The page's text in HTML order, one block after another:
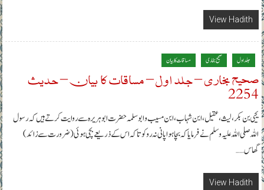
View Hadith
جلد اول صحیح بخاری مساقات کا بیان
صحیح بخاری – جلد اول – مساقات کا بیان – حدیث
2254
یحیی بن بکر، لیث، عقیل، ابن شہاب، ابن مسیب و ابوسلمہ حضرت ابوہریرہ سے روایت کرتے ہیں کہ رسول
اللہ صلی اللہ علیہ وسلم نے فرمایا کہ بچا ہوا پانی نہ روکو تاکہ اس کے ذریعے بچی ہوئی (ضرورت سے زائد)
گھاس……
View Hadith